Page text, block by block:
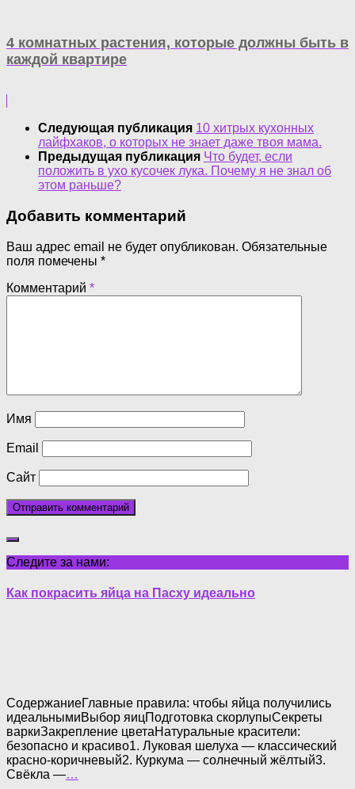
4 комнатных растения, которые должны быть в
каждой квартире
Следующая публикация 10 хитрых кухонных
лайфхаков, о которых не знает даже твоя мама.
Предыдущая публикация Что будет, если
положить в ухо кусочек лука. Почему я не знал об
этом раньше?
Добавить комментарий
Ваш адрес email не будет опубликован. Обязательные
поля помечены *
Комментарий *
Имя
Email
Сайт
Следите за нами:
Как покрасить яйца на Пасху идеально
СодержаниеГлавные правила: чтобы яйца получились
идеальнымиВыбор яицПодготовка скорлупыСекреты
варкиЗакрепление цветаНатуральные красители:
безопасно и красиво1. Луковая шелуха — классический
красно-коричневый2. Куркума — солнечный жёлтый3.
Свёкла —…